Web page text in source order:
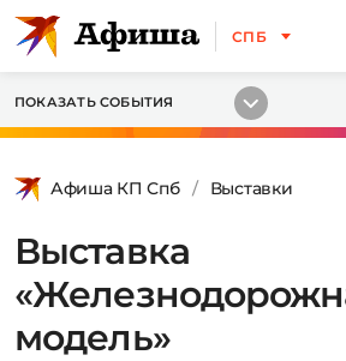
СПБ
ПОКАЗАТЬ СОБЫТИЯ
Афиша КП Спб Выставки
Выставка
модель»